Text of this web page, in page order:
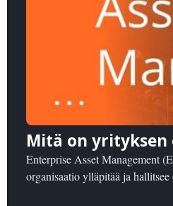
Mitä on yrityksen
Enterprise Asset Management
organisaatio ylläpitää ja